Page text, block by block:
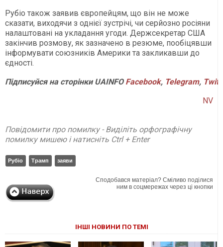
Рубіо також заявив європейцям, що він не може
сказати, виходячи з однієї зустрічі, чи серйозно росіяни
налаштовані на укладання угоди. Держсекретар США
закінчив розмову, як зазначено в резюме, пообіцявши
інформувати союзників Америки та закликавши до
єдності.
Підписуйся на сторінки UAINFO Facebook, Telegram,
NV
Повідомити про помилку - Виділіть орфографічну
помилку мишею і натисніть Ctrl + Enter
Рубіо Трамп заяви
Сподобався матеріал? Сміливо поділися
ним в соцмережах через ці кнопки
ІНШІ НОВИНИ ПО ТЕМІ